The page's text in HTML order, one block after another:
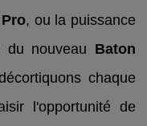
, ou la puissance
du nouveau Baton
chaque
l'opportunité de